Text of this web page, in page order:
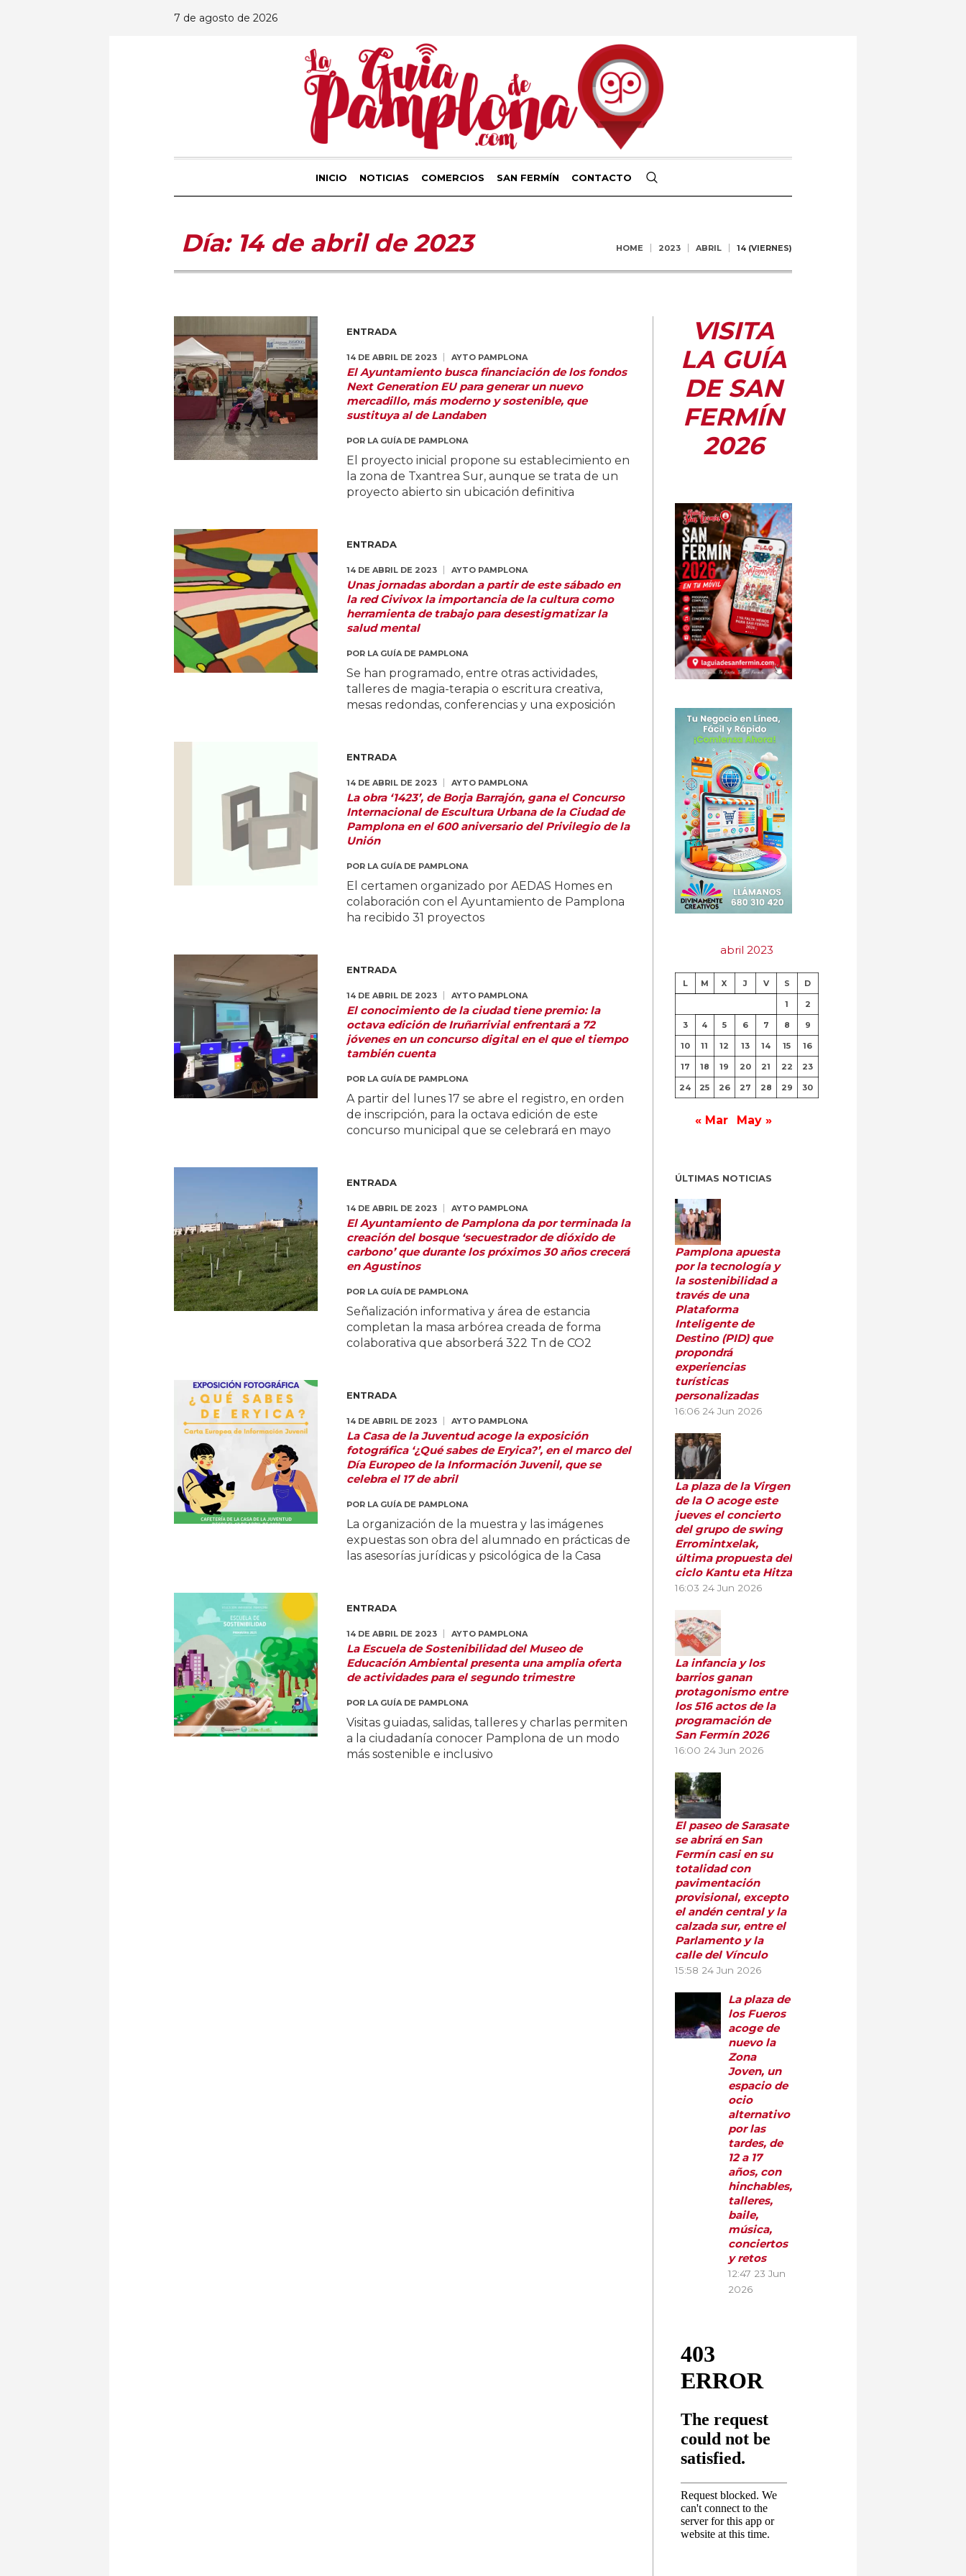
7 de agosto de 2026
INICIO NOTICIAS COMERCIOS SAN FERMÍN CONTACTO
Día: 14 de abril de 2023 HOME 2023 ABRIL 14 (VIERNES)
ENTRADA
14 DE ABRIL DE 2023 AYTO PAMPLONA
El Ayuntamiento busca financiación de los fondos
Next Generation EU para generar un nuevo
mercadillo, más moderno y sostenible, que
sustituya al de Landaben
POR LA GUÍA DE PAMPLONA
El proyecto inicial propone su establecimiento en
la zona de Txantrea Sur, aunque se trata de un
proyecto abierto sin ubicación definitiva
ENTRADA
14 DE ABRIL DE 2023 AYTO PAMPLONA
Unas jornadas abordan a partir de este sábado en
la red Civivox la importancia de la cultura como
herramienta de trabajo para desestigmatizar la
salud mental
POR LA GUÍA DE PAMPLONA
Se han programado, entre otras actividades,
talleres de magia-terapia o escritura creativa,
mesas redondas, conferencias y una exposición
ENTRADA
14 DE ABRIL DE 2023 AYTO PAMPLONA
La obra ‘1423’, de Borja Barrajón, gana el Concurso
Internacional de Escultura Urbana de la Ciudad de
Pamplona en el 600 aniversario del Privilegio de la
Unión
POR LA GUÍA DE PAMPLONA
El certamen organizado por AEDAS Homes en
colaboración con el Ayuntamiento de Pamplona
ha recibido 31 proyectos
ENTRADA
14 DE ABRIL DE 2023 AYTO PAMPLONA
El conocimiento de la ciudad tiene premio: la
octava edición de Iruñarrivial enfrentará a 72
jóvenes en un concurso digital en el que el tiempo
también cuenta
POR LA GUÍA DE PAMPLONA
A partir del lunes 17 se abre el registro, en orden
de inscripción, para la octava edición de este
concurso municipal que se celebrará en mayo
ENTRADA
14 DE ABRIL DE 2023 AYTO PAMPLONA
El Ayuntamiento de Pamplona da por terminada la
creación del bosque ‘secuestrador de dióxido de
carbono’ que durante los próximos 30 años crecerá
en Agustinos
POR LA GUÍA DE PAMPLONA
Señalización informativa y área de estancia
completan la masa arbórea creada de forma
colaborativa que absorberá 322 Tn de CO2
ENTRADA
14 DE ABRIL DE 2023 AYTO PAMPLONA
La Casa de la Juventud acoge la exposición
fotográfica ‘¿Qué sabes de Eryica?’, en el marco del
Día Europeo de la Información Juvenil, que se
celebra el 17 de abril
POR LA GUÍA DE PAMPLONA
La organización de la muestra y las imágenes
expuestas son obra del alumnado en prácticas de
las asesorías jurídicas y psicológica de la Casa
ENTRADA
14 DE ABRIL DE 2023 AYTO PAMPLONA
La Escuela de Sostenibilidad del Museo de
Educación Ambiental presenta una amplia oferta
de actividades para el segundo trimestre
POR LA GUÍA DE PAMPLONA
Visitas guiadas, salidas, talleres y charlas permiten
a la ciudadanía conocer Pamplona de un modo
más sostenible e inclusivo
VISITA
LA GUÍA
DE SAN
FERMÍN
2026
abril 2023
L M X J V S D
1 2
3 4 5 6 7 8 9
10 11 12 13 14 15 16
17 18 19 20 21 22 23
24 25 26 27 28 29 30
« Mar May »
ÚLTIMAS NOTICIAS
Pamplona apuesta
por la tecnología y
la sostenibilidad a
través de una
Plataforma
Inteligente de
Destino (PID) que
propondrá
experiencias
turísticas
personalizadas
16:06 24 Jun 2026
La plaza de la Virgen
de la O acoge este
jueves el concierto
del grupo de swing
Erromintxelak,
última propuesta del
ciclo Kantu eta Hitza
16:03 24 Jun 2026
La infancia y los
barrios ganan
protagonismo entre
los 516 actos de la
programación de
San Fermín 2026
16:00 24 Jun 2026
El paseo de Sarasate
se abrirá en San
Fermín casi en su
totalidad con
pavimentación
provisional, excepto
el andén central y la
calzada sur, entre el
Parlamento y la
calle del Vínculo
15:58 24 Jun 2026
La plaza de
los Fueros
acoge de
nuevo la
Zona
Joven, un
espacio de
ocio
alternativo
por las
tardes, de
12 a 17
años, con
hinchables,
talleres,
baile,
música,
conciertos
y retos
12:47 23 Jun
2026